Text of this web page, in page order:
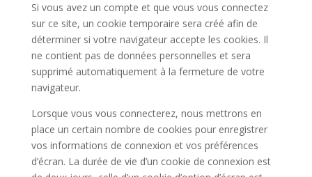
Si vous avez un compte et que vous vous connectez
sur ce site, un cookie temporaire sera créé afin de
déterminer si votre navigateur accepte les cookies. Il
ne contient pas de données personnelles et sera
supprimé automatiquement à la fermeture de votre
navigateur.
Lorsque vous vous connecterez, nous mettrons en
place un certain nombre de cookies pour enregistrer
vos informations de connexion et vos préférences
d’écran. La durée de vie d’un cookie de connexion est